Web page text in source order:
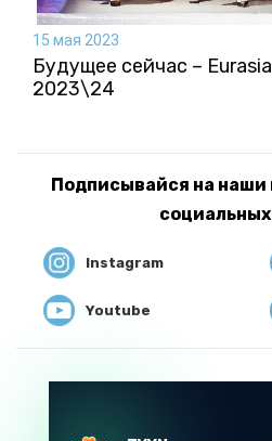
15 мая 2023
Будущее сейчас –
2023\24
Подписывайся на наши
Instagram
Youtube